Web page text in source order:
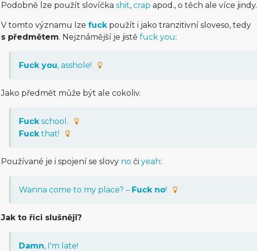
Podobně lze použít slovíčka shit, crap apod., o těch ale více jindy.
V tomto významu lze fuckpoužít i jako tranzitivní sloveso, tedy
s předmětem. Nejznámější je jistě fuck you:
Fuck you, asshole!
Jako předmět může být ale cokoliv.
Fuckschool.
Fuckthat!
Používané je i spojení se slovy no či yeah:
Wanna come to my place? – Fuck no!
Jak to říci slušněji?
Damn, I'm late!